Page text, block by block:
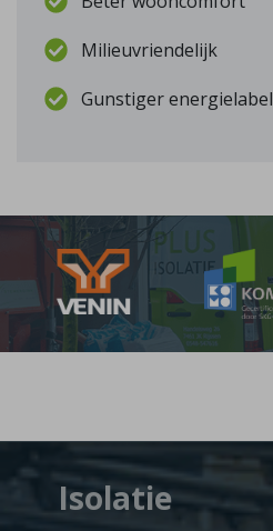
Milieuvriendelijk
Gunstiger energielabel
Isolatie